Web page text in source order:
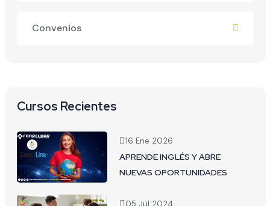
Convenios
Cursos Recientes
16 Ene 2026
APRENDE INGLÉS Y ABRE
NUEVAS OPORTUNIDADES
05 Jul 2024